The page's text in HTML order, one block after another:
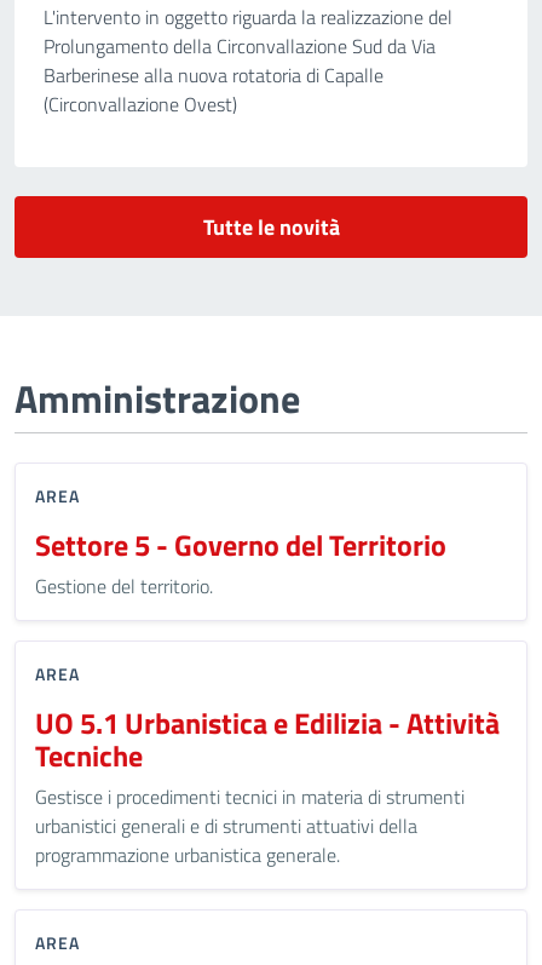
L'intervento in oggetto riguarda la realizzazione del
Prolungamento della Circonvallazione Sud da Via
Barberinese alla nuova rotatoria di Capalle
(Circonvallazione Ovest)
Tutte le novità
Amministrazione
AREA
Settore 5 - Governo del Territorio
Gestione del territorio.
AREA
UO 5.1 Urbanistica e Edilizia - Attività
Tecniche
Gestisce i procedimenti tecnici in materia di strumenti
urbanistici generali e di strumenti attuativi della
programmazione urbanistica generale.
AREA